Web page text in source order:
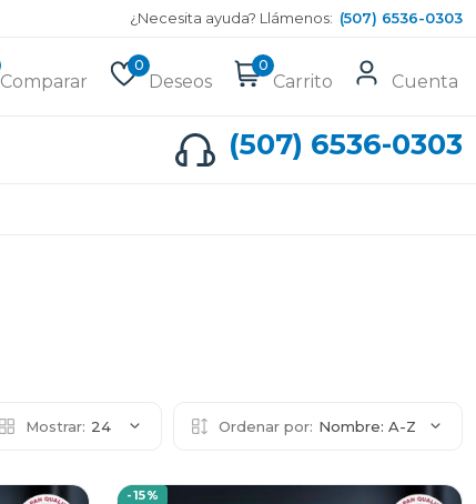
¿Necesita ayuda? Llámenos: (507) 6536-0303
Comparar
0
Deseos
0
Carrito Cuenta
(507) 6536-0303
Mostrar: 24 Ordenar por: Nombre: A-Z
-15%